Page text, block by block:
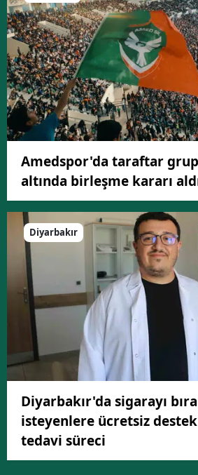
Amedspor'da taraftar
altında birleşme kararı
Diyarbakır
Diyarbakır'da sigarayı
isteyenlere ücretsiz
tedavi süreci